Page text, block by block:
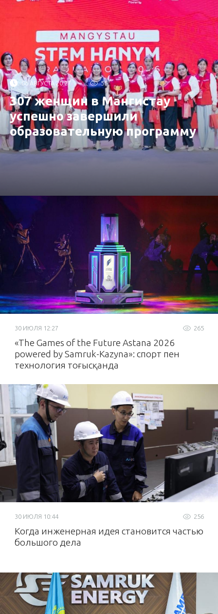
06 АВГУСТА 20:27 55
307 женщин в Мангистау
успешно завершили
образовательную программу
от «Самрук-Қазына»
265
30 ИЮЛЯ 12:27
«The Games of the Future Astana 2026
powered by Samruk-Kazyna»: спорт пен
технология тоғысқанда
256
30 ИЮЛЯ 10:44
Когда инженерная идея становится частью
большого дела